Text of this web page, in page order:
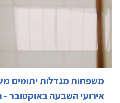
משפחות מגדלות יתומים
אירועי השבעה באוקטובר -